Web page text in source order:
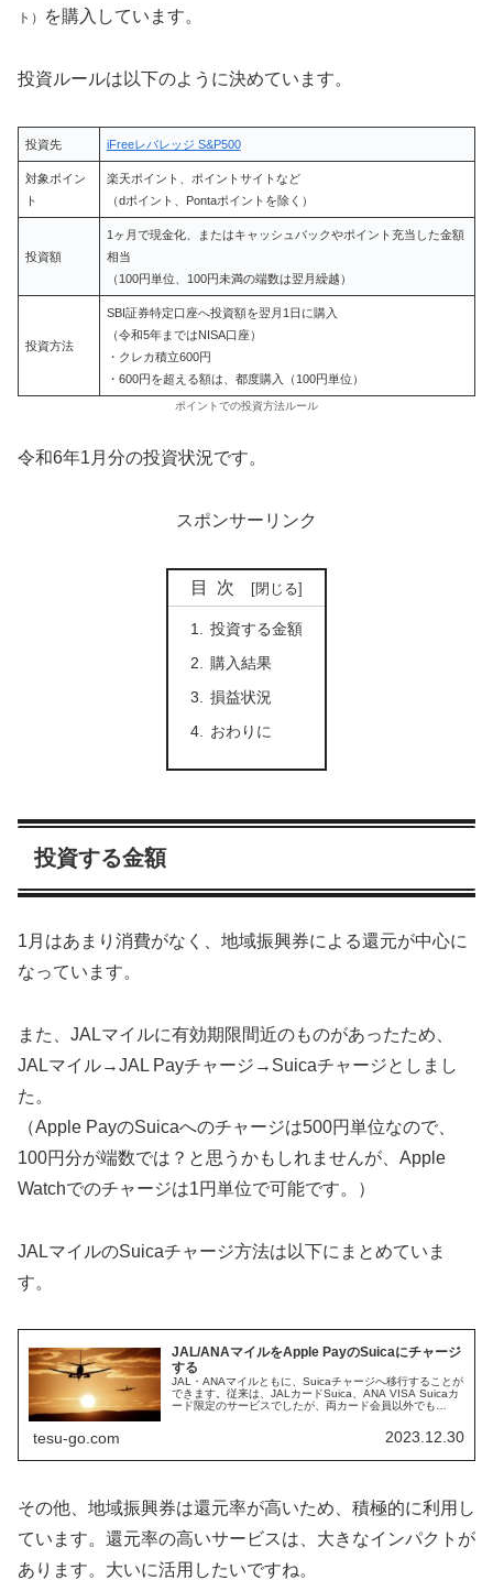
ト）
を購入しています。
投資ルールは以下のように決めています。
投資先 iFreeレバレッジ S&P500
対象ポイン
ト
楽天ポイント、ポイントサイトなど
（dポイント、Pontaポイントを除く）
投資額
1ヶ月で現金化、またはキャッシュバックやポイント充当した金額
相当
（100円単位、100円未満の端数は翌月繰越）
投資方法
SBI証券特定口座へ投資額を翌月1日に購入
（令和5年まではNISA口座）
・クレカ積立600円
・600円を超える額は、都度購入（100円単位）
ポイントでの投資方法ルール
令和6年1月分の投資状況です。
スポンサーリンク
目次
投資する金額
購入結果
損益状況
おわりに
投資する金額
1月はあまり消費がなく、地域振興券による還元が中心に
なっています。
また、JALマイルに有効期限間近のものがあったため、
JALマイル→JAL Payチャージ→Suicaチャージとしまし
た。
（Apple PayのSuicaへのチャージは500円単位なので、
100円分が端数では？と思うかもしれませんが、Apple
Watchでのチャージは1円単位で可能です。）
JALマイルのSuicaチャージ方法は以下にまとめていま
す。
JAL/ANAマイルをApple PayのSuicaにチャージ
する
JAL・ANAマイルともに、Suicaチャージへ移行することが
できます。従来は、JALカードSuica、ANA VISA Suicaカ
ード限定のサービスでしたが、両カード会員以外でも
tesu-go.com 2023.12.30
その他、地域振興券は還元率が高いため、積極的に利用し
ています。還元率の高いサービスは、大きなインパクトが
あります。大いに活用したいですね。